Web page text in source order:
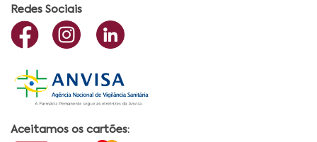
Redes Sociais
Aceitamos os cartões: